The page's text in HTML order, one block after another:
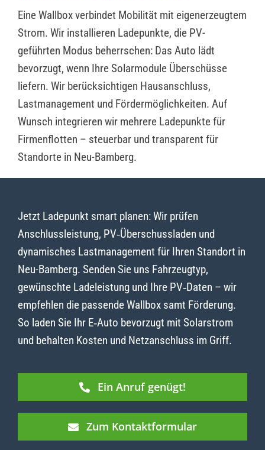
Eine Wallbox verbindet Mobilität mit eigenerzeugtem
Strom. Wir installieren Ladepunkte, die PV-
geführten Modus beherrschen: Das Auto lädt
bevorzugt, wenn Ihre Solarmodule Überschüsse
liefern. Wir berücksichtigen Hausanschluss,
Lastmanagement und Fördermöglichkeiten. Auf
Wunsch integrieren wir mehrere Ladepunkte für
Firmenflotten – steuerbar und transparent für
Standorte in Neu-Bamberg.
Jetzt Ladepunkt smart planen: Wir prüfen
Anschlussleistung, PV‑Überschussladen und
dynamisches Lastmanagement für Ihren Standort in
Neu-Bamberg. Senden Sie uns Fahrzeugtyp,
gewünschte Ladeleistung und Ihre PV‑Daten – wir
empfehlen die passende Wallbox samt Förderung.
So laden Sie Ihr E‑Auto bevorzugt mit Solarstrom
und behalten Kosten und Netzanschluss im Griff.
Ein Anruf genügt!
Zum Kontaktformular